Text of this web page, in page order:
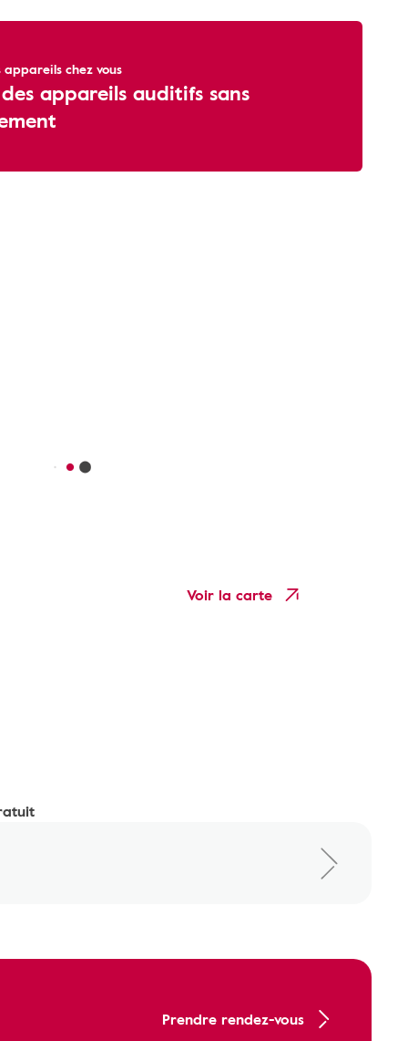
appareils chez vous
appareils auditifs sans
Voir la carte
Prendre rendez-vous